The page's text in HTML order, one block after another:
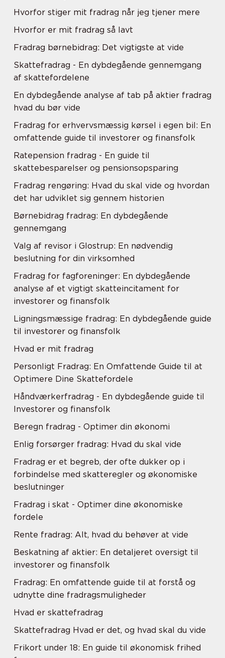
Hvorfor stiger mit fradrag når jeg tjener mere
Hvorfor er mit fradrag så lavt
Fradrag børnebidrag: Det vigtigste at vide
Skattefradrag - En dybdegående gennemgang
af skattefordelene
En dybdegående analyse af tab på aktier fradrag
hvad du bør vide
Fradrag for erhvervsmæssig kørsel i egen bil: En
omfattende guide til investorer og finansfolk
Ratepension fradrag - En guide til
skattebesparelser og pensionsopsparing
Fradrag rengøring: Hvad du skal vide og hvordan
det har udviklet sig gennem historien
Børnebidrag fradrag: En dybdegående
gennemgang
Valg af revisor i Glostrup: En nødvendig
beslutning for din virksomhed
Fradrag for fagforeninger: En dybdegående
analyse af et vigtigt skatteincitament for
investorer og finansfolk
Ligningsmæssige fradrag: En dybdegående guide
til investorer og finansfolk
Hvad er mit fradrag
Personligt Fradrag: En Omfattende Guide til at
Optimere Dine Skattefordele
Håndværkerfradrag - En dybdegående guide til
Investorer og finansfolk
Beregn fradrag - Optimer din økonomi
Enlig forsørger fradrag: Hvad du skal vide
Fradrag er et begreb, der ofte dukker op i
forbindelse med skatteregler og økonomiske
beslutninger
Fradrag i skat - Optimer dine økonomiske
fordele
Rente fradrag: Alt, hvad du behøver at vide
Beskatning af aktier: En detaljeret oversigt til
investorer og finansfolk
Fradrag: En omfattende guide til at forstå og
udnytte dine fradragsmuligheder
Hvad er skattefradrag
Skattefradrag Hvad er det, og hvad skal du vide
Frikort under 18: En guide til økonomisk frihed